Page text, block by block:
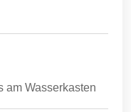
am Wasserkasten